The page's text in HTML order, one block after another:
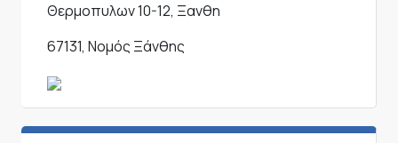
Θερμοπυλων 10-12, Ξανθη
67131, Νομός Ξάνθης